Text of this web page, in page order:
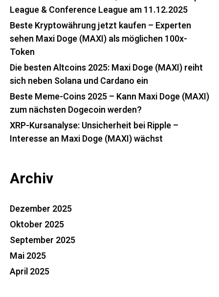
League & Conference League am 11.12.2025
Beste Kryptowährung jetzt kaufen – Experten
sehen Maxi Doge (MAXI) als möglichen 100x-
Token
Die besten Altcoins 2025: Maxi Doge (MAXI) reiht
sich neben Solana und Cardano ein
Beste Meme-Coins 2025 – Kann Maxi Doge (MAXI)
zum nächsten Dogecoin werden?
XRP-Kursanalyse: Unsicherheit bei Ripple –
Interesse an Maxi Doge (MAXI) wächst
Archiv
Dezember 2025
Oktober 2025
September 2025
Mai 2025
April 2025